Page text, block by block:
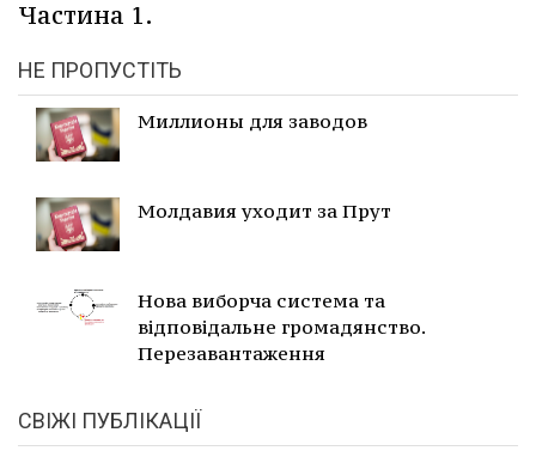
Частина 1.
НЕ ПРОПУСТІТЬ
Миллионы для заводов
Молдавия уходит за Прут
Нова виборча система та
відповідальне громадянство.
Перезавантаження
СВІЖІ ПУБЛІКАЦІЇ